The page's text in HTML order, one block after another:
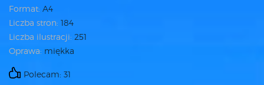
Format: A4
Liczba stron: 184
Liczba ilustracji: 251
Oprawa: miękka
Polecam: 31